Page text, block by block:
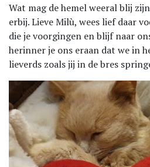
Wat mag de hemel weeral blij
erbij. Lieve Milù, wees lief daar
die je voorgingen en blijf naar
herinner je ons eraan dat we in
lieverds zoals jij in de bres